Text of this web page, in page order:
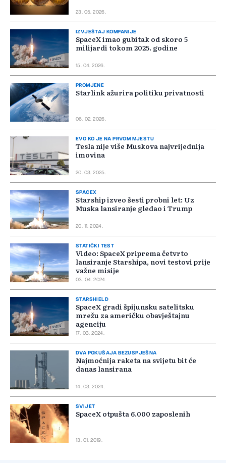
23. 05. 2026.
IZVJEŠTAJ KOMPANIJE
SpaceX imao gubitak od skoro 5
milijardi tokom 2025. godine
15. 04. 2026.
PROMJENE
Starlink ažurira politiku privatnosti
06. 02. 2026.
EVO KO JE NA PRVOM MJESTU
Tesla nije više Muskova najvrijednija
imovina
20. 03. 2025.
SPACEX
Starship izveo šesti probni let: Uz
Muska lansiranje gledao i Trump
20. 11. 2024.
STATIČKI TEST
Video: SpaceX priprema četvrto
lansiranje Starshipa, novi testovi prije
važne misije
03. 04. 2024.
STARSHIELD
SpaceX gradi špijunsku satelitsku
mrežu za američku obavještajnu
agenciju
17. 03. 2024.
DVA POKUŠAJA BEZUSPJEŠNA
Najmoćnija raketa na svijetu bit će
danas lansirana
14. 03. 2024.
SVIJET
SpaceX otpušta 6.000 zaposlenih
13. 01. 2019.